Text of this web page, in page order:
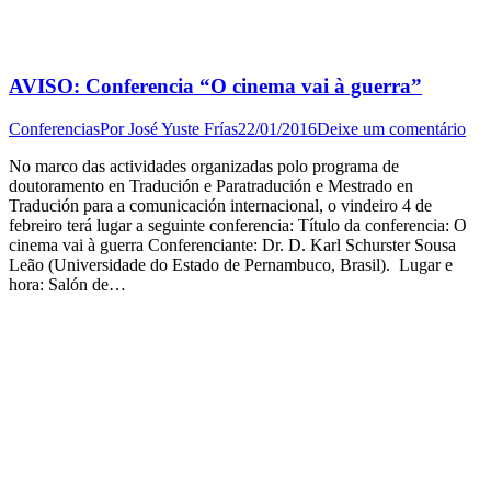
AVISO: Conferencia “O cinema vai à guerra”
ConferenciasPorJosé Yuste Frías22/01/2016Deixe um comentário
No marco das actividades organizadas polo programa de
doutoramento en Tradución e Paratradución e Mestrado en
Tradución para a comunicación internacional, o vindeiro 4 de
febreiro terá lugar a seguinte conferencia: Título da conferencia: O
cinema vai à guerra Conferenciante: Dr. D. Karl Schurster Sousa
Leão (Universidade do Estado de Pernambuco, Brasil). Lugar e
hora: Salón de…